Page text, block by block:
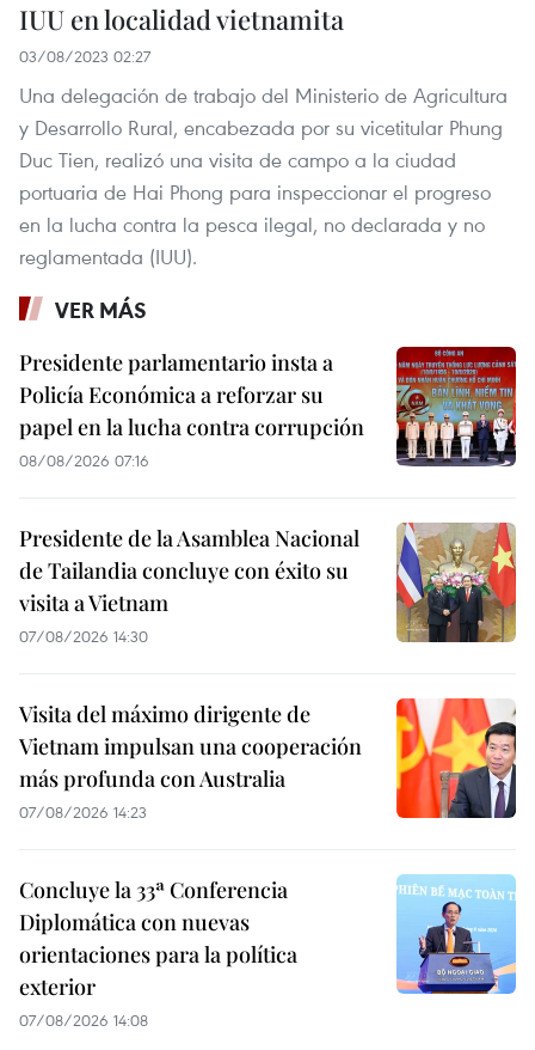
IUU en localidad vietnamita
03/08/2023 02:27
Una delegación de trabajo del Ministerio de Agricultura
y Desarrollo Rural, encabezada por su vicetitular Phung
Duc Tien, realizó una visita de campo a la ciudad
portuaria de Hai Phong para inspeccionar el progreso
en la lucha contra la pesca ilegal, no declarada y no
reglamentada (IUU).
VER MÁS
Presidente parlamentario insta a
Policía Económica a reforzar su
papel en la lucha contra corrupción
08/08/2026 07:16
Presidente de la Asamblea Nacional
de Tailandia concluye con éxito su
visita a Vietnam
07/08/2026 14:30
Visita del máximo dirigente de
Vietnam impulsan una cooperación
más profunda con Australia
07/08/2026 14:23
Concluye la 33ª Conferencia
Diplomática con nuevas
orientaciones para la política
exterior
07/08/2026 14:08